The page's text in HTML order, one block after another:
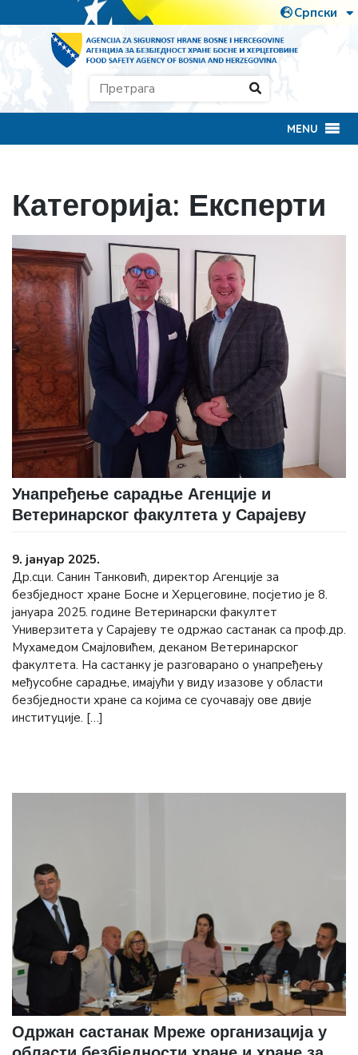
MENU
Категорија: Експерти
Унапређење сарадње Агенције и
Ветеринарског факултета у Сарајеву
9. јануар 2025.
Др.сци. Санин Танковић, директор Агенције за
безбједност хране Босне и Херцеговине, посјетио је 8.
јануара 2025. године Ветеринарски факултет
Универзитета у Сарајеву те одржао састанак са проф.др.
Мухамедом Смајловићем, деканом Ветеринарског
факултета. На састанку је разговарано о унапређењу
међусобне сарадње, имајући у виду изазове у области
безбједности хране са којима се суочавају ове двије
институције. […]
Одржан састанак Мреже организација у